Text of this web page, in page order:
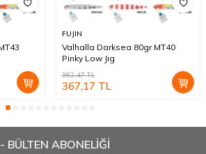
FUJIN
Valhalla Darksea 80gr MT40
Pinky Low Jig
382,47TL
367,17 TL
BÜLTEN ABONELİĞİ